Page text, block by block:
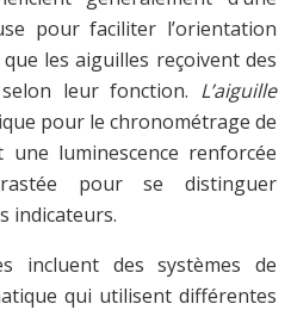
pour faciliter l’orientation
les aiguilles reçoivent des
leur fonction. L’aiguille
pour le chronométrage de
luminescence renforcée
pour se distinguer
indicateurs.
incluent des systèmes de
qui utilisent différentes